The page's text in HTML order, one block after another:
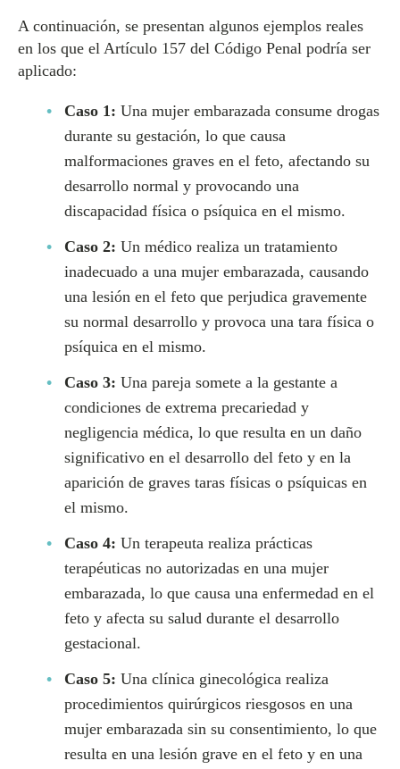
A continuación, se presentan algunos ejemplos reales
en los que el Artículo 157 del Código Penal podría ser
aplicado:
Caso 1: Una mujer embarazada consume drogas
durante su gestación, lo que causa
malformaciones graves en el feto, afectando su
desarrollo normal y provocando una
discapacidad física o psíquica en el mismo.
Caso 2: Un médico realiza un tratamiento
inadecuado a una mujer embarazada, causando
una lesión en el feto que perjudica gravemente
su normal desarrollo y provoca una tara física o
psíquica en el mismo.
Caso 3: Una pareja somete a la gestante a
condiciones de extrema precariedad y
negligencia médica, lo que resulta en un daño
significativo en el desarrollo del feto y en la
aparición de graves taras físicas o psíquicas en
el mismo.
Caso 4: Un terapeuta realiza prácticas
terapéuticas no autorizadas en una mujer
embarazada, lo que causa una enfermedad en el
feto y afecta su salud durante el desarrollo
gestacional.
Caso 5: Una clínica ginecológica realiza
procedimientos quirúrgicos riesgosos en una
mujer embarazada sin su consentimiento, lo que
resulta en una lesión grave en el feto y en una